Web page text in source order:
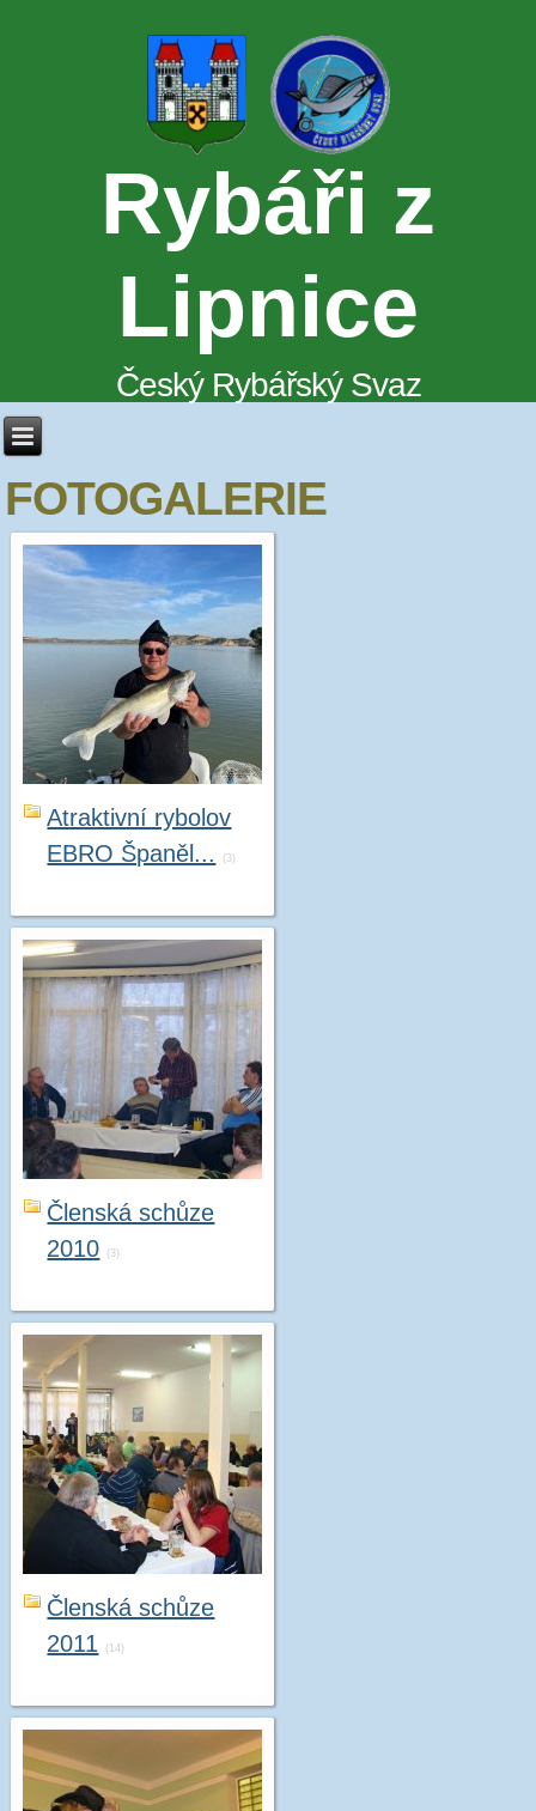
Rybáři z
Lipnice
Český Rybářský Svaz
FOTOGALERIE
Atraktivní rybolov
EBRO Španěl...
(3)
Členská schůze
2010
(3)
Členská schůze
2011
(14)